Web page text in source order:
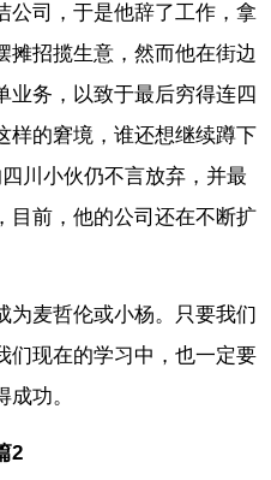
公司，于是他辞了工作，拿
摊招揽生意，然而他在街边
业务，以致于最后穷得连四
样的窘境，谁还想继续蹲下
川小伙仍不言放弃，并最
目前，他的公司还在不断扩
为麦哲伦或小杨。只要我们
们现在的学习中，也一定要
功。
2